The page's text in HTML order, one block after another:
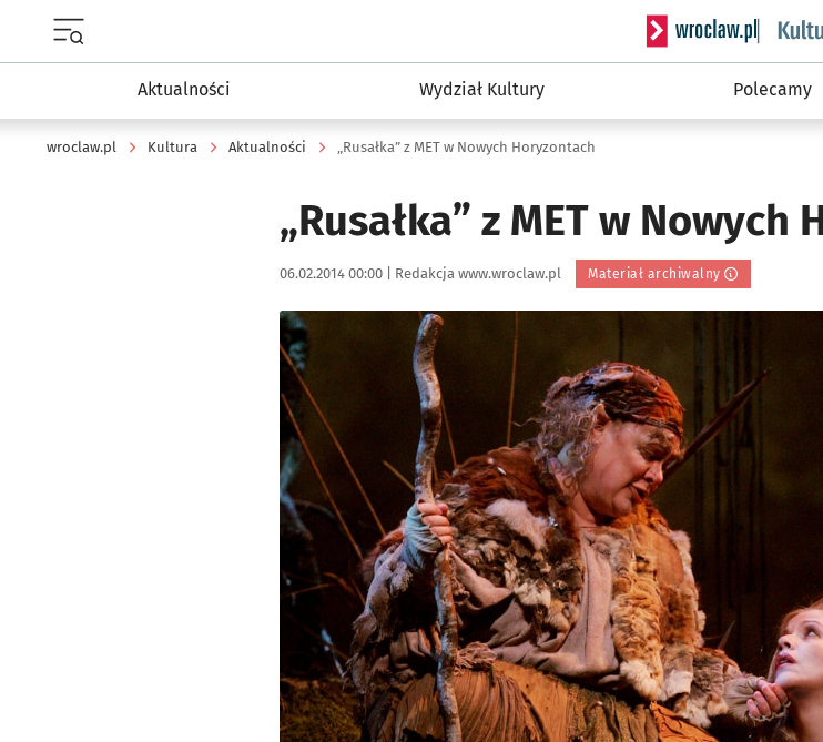
Serwis informacyjny
Aktualności Wydział Kultury Polecamy
wroclaw.pl Kultura Aktualności „Rusałka” z MET w Nowych Horyzontach
„Rusałka” z MET w Nowych
Data publikacji:
06.02.2014 00:00 | Autor:
Redakcja www.wroclaw.pl Materiał archiwalny
Kliknij, aby powiększyć